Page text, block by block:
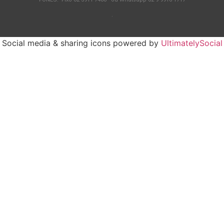
.
Social media & sharing icons powered by UltimatelySocial